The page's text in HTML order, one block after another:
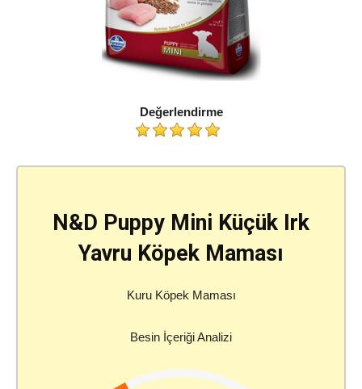
Değerlendirme
N&D Puppy Mini Küçük Irk
Yavru Köpek Maması
Kuru Köpek Maması
Besin İçeriği Analizi